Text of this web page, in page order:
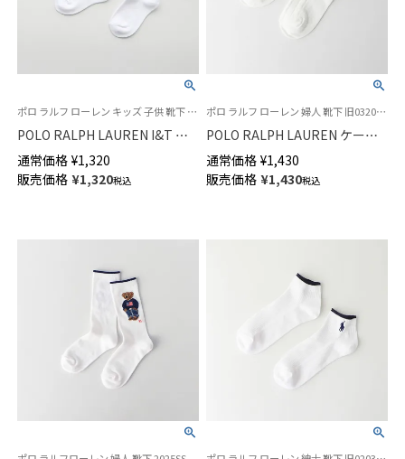
ポロ ラルフ ローレン キッズ 子供 靴下 ロゴ刺繍
POLO RALPH LAUREN I&T ベ
ビー キッズ ワンポイント リブ
ソックス クルー丈 04835406
通常価格 ¥1,320
販売価格 ¥1,320税込
ポロ ラルフ ローレン 婦人 靴下 旧03207858
POLO RALPH LAUREN ケーブ
ル柄 フロント刺繍 オーガニッ
クコットン混 スニーカー丈 ソ
ックス レディース 03207868
通常価格 ¥1,430
販売価格 ¥1,430税込